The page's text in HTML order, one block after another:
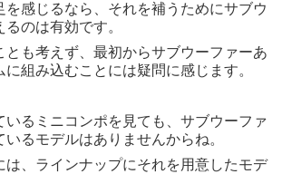
を感じるなら、それを補うためにサブウ
のは有効です。
とも考えず、最初からサブウーファーあ
に組み込むことには疑問に感じます。
いるミニコンポを見ても、サブウーファ
るモデルはありませんからね。
は、ラインナップにそれを用意したモデ